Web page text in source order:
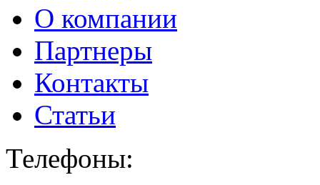
О компании
Партнеры
Контакты
Статьи
Телефоны: